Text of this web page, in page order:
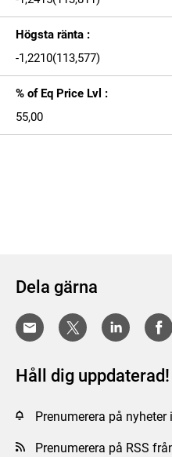
Högsta ränta :
-1,2210(113,577)
% of Eq Price Lvl :
55,00
Dela gärna
Håll dig uppdaterad!
Prenumerera på
Prenumerera på RSS